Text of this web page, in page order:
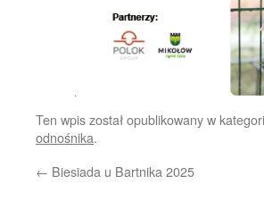
Ten wpis został opublikowany w
odnośnika.
← Biesiada u Bartnika 2025